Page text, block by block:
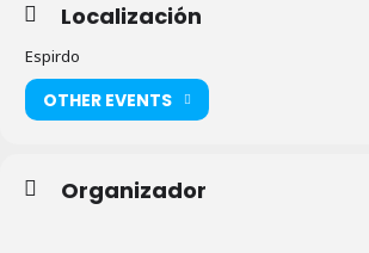
Localización
Espirdo
OTHER EVENTS
Organizador